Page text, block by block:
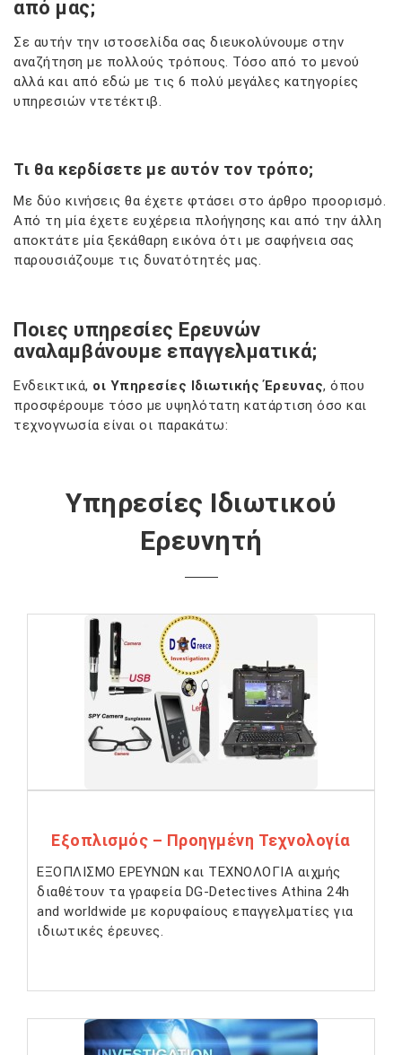
από μας;
Σε αυτήν την ιστοσελίδα σας διευκολύνουμε στην
αναζήτηση με πολλούς τρόπους. Τόσο από το μενού
αλλά και από εδώ με τις 6 πολύ μεγάλες κατηγορίες
υπηρεσιών ντετέκτιβ.
Τι θα κερδίσετε με αυτόν τον τρόπο;
Με δύο κινήσεις θα έχετε φτάσει στο άρθρο προορισμό.
Από τη μία έχετε ευχέρεια πλοήγησης και από την άλλη
αποκτάτε μία ξεκάθαρη εικόνα ότι με σαφήνεια σας
παρουσιάζουμε τις δυνατότητές μας.
Ποιες υπηρεσίες Ερευνών
αναλαμβάνουμε επαγγελματικά;
Ενδεικτικά, οι Υπηρεσίες Ιδιωτικής Έρευνας, όπου
προσφέρουμε τόσο με υψηλότατη κατάρτιση όσο και
τεχνογνωσία είναι οι παρακάτω:
Υπηρεσίες Ιδιωτικού
Ερευνητή
Εξοπλισμός – Προηγμένη Τεχνολογία
ΕΞΟΠΛΙΣΜΟ ΕΡΕΥΝΩΝ και ΤΕΧΝΟΛΟΓΙΑ αιχμής
διαθέτουν τα γραφεία DG-Detectives Athina 24h
and worldwide με κορυφαίους επαγγελματίες για
ιδιωτικές έρευνες.